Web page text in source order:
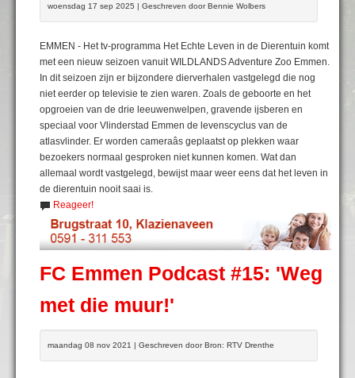
woensdag 17 sep 2025 | Geschreven door Bennie Wolbers
EMMEN - Het tv-programma Het Echte Leven in de Dierentuin komt
met een nieuw seizoen vanuit WILDLANDS Adventure Zoo Emmen.
In dit seizoen zijn er bijzondere dierverhalen vastgelegd die nog
niet eerder op televisie te zien waren. Zoals de geboorte en het
opgroeien van de drie leeuwenwelpen, gravende ijsberen en
speciaal voor Vlinderstad Emmen de levenscyclus van de
atlasvlinder. Er worden cameraâs geplaatst op plekken waar
bezoekers normaal gesproken niet kunnen komen. Wat dan
allemaal wordt vastgelegd, bewijst maar weer eens dat het leven in
de dierentuin nooit saai is.
Reageer!
FC Emmen Podcast #15: 'Weg
met die muur!'
maandag 08 nov 2021 | Geschreven door Bron: RTV Drenthe